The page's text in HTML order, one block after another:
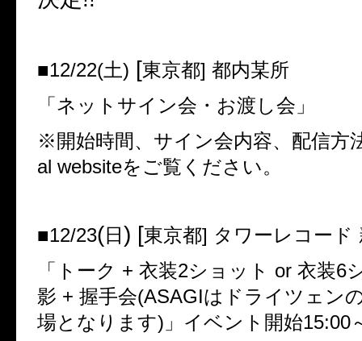
■12/22(土) [東京都] 都内某所
「ネットサイン会・お渡し会」
※開始時間、サイン会内容、配信方
al websiteをご覧ください。
■12/23(日 ) [東京都] タワーレコード
「トーク + 衣装2ショット or 衣装6
影 + 握手会(ASAGIはドライツェン
場となります)」イベント開始15:00